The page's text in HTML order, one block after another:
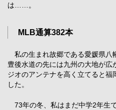
は……。
MLB通算382本
私の生まれ故郷である愛媛県八
豊後水道の先には九州の大地が広
ジオのアンテナを高く立てると福
した。
73年の冬、私はまだ中学2年生